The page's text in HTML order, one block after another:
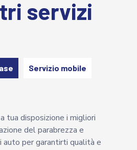
servizi
Servizio mobile
tua disposizione i migliori
del parabrezza e
per garantirti qualità e